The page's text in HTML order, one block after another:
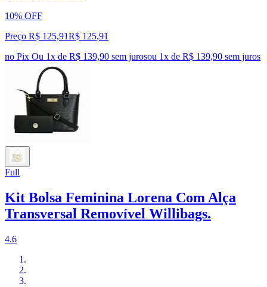
10% OFF
Preço R$ 125,91R$ 125,91
no Pix Ou 1x de R$ 139,90 sem jurosou 1x de R$ 139,90 sem juros
Full
Kit Bolsa Feminina Lorena Com Alça
Transversal Removível Willibags.
4.6